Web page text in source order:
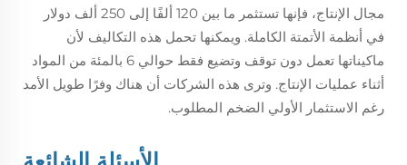
مجال الإنتاج، فإنها تستثمر ما بين 120 ألفًا إلى 250 ألف دولار
في أنظمة الأتمتة الكاملة. ويمكنها تحمل هذه التكاليف لأن
ماكيناتها تعمل دون توقف وتضيع فقط حوالي 6 بالمئة من المواد
أثناء عمليات الإنتاج. وترى هذه الشركات أن هناك وفرًا طويل الأمد
رغم الاستثمار الأولي الضخم المطلوب.